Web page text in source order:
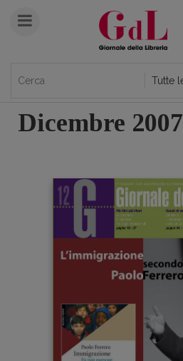
Dicembre 2007